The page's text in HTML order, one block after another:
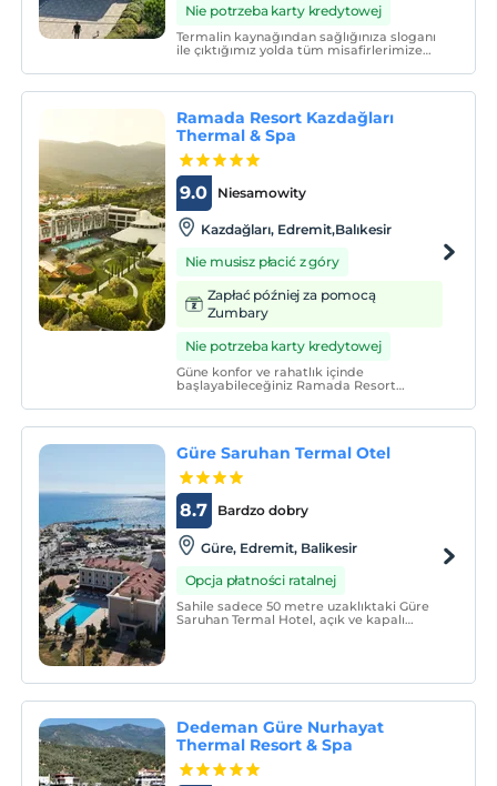
Nie potrzeba karty kredytowej
Termalin kaynağından sağlığınıza sloganı
ile çıktığımız yolda tüm misafirlerimize
yararlanabilmeleri için konforlu, rahat bir
ortamda hizmet vermeyi hedefliyoruz.
Ramada Resort Kazdağları
Thermal & Spa
Niesamowity
9.0
Kazdağları, Edremit,Balıkesir
Nie musisz płacić z góry
Zapłać później za pomocą
Zumbary
Nie potrzeba karty kredytowej
Güne konfor ve rahatlık içinde
başlayabileceğiniz Ramada Resort
huzurlu bir cennete kaçış yapın. Otelimiz,
Balıkesir Koca Seyit Havalimanı'na (EDO)
Güre Saruhan Termal Otel
Bardzo dobry
8.7
Güre, Edremit, Balikesir
Opcja płatności ratalnej
Sahile sadece 50 metre uzaklıktaki Güre
Saruhan Termal Hotel, açık ve kapalı
Dedeman Güre Nurhayat
Thermal Resort & Spa